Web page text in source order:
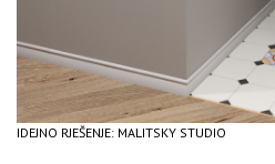
IDEJNO RJEŠENJE: MALITSKY STUDIO